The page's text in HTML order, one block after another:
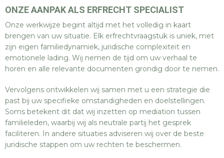
ONZE AANPAK ALS ERFRECHT SPECIALIST
Onze werkwijze begint altijd met het volledig in kaart
brengen van uw situatie. Elk erfrechtvraagstuk is uniek, met
zijn eigen familiedynamiek, juridische complexiteit en
emotionele lading. Wij nemen de tijd om uw verhaal te
horen en alle relevante documenten grondig door te nemen.
Vervolgens ontwikkelen wij samen met u een strategie die
past bij uw specifieke omstandigheden en doelstellingen.
Soms betekent dit dat wij inzetten op mediation tussen
familieleden, waarbij wij als neutrale partij het gesprek
faciliteren. In andere situaties adviseren wij over de beste
juridische stappen om uw rechten te beschermen.